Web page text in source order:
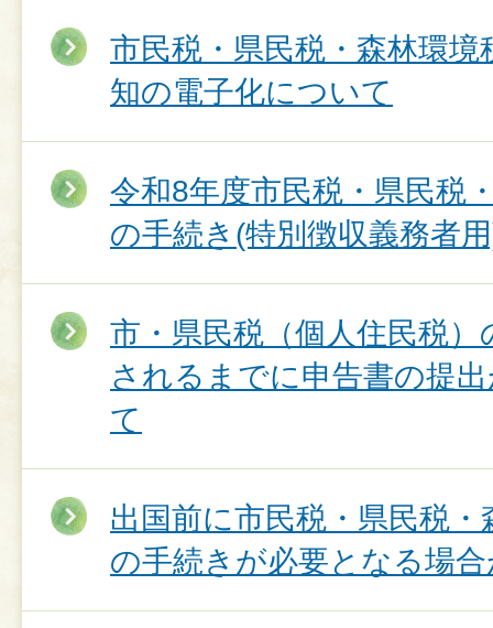
市民税・県民税・森林環
知の電子化について
令和8年度市民税・県民税
の手続き(特別徴収義務者
市・県民税（個人住民税
されるまでに申告書の提
て
出国前に市民税・県民税
の手続きが必要となる場